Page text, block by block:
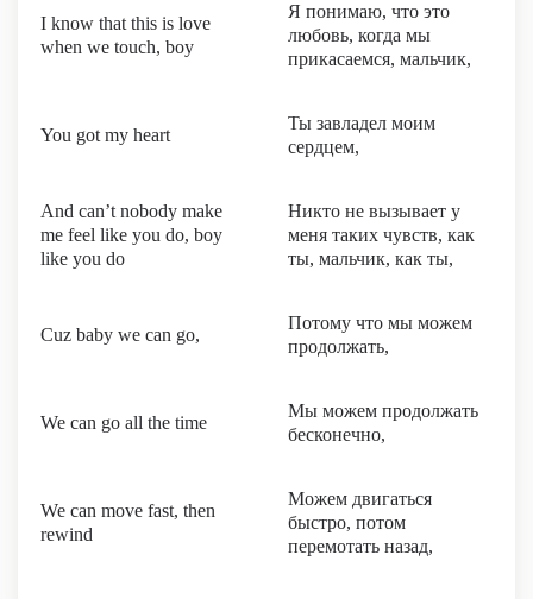
I know that this is love
when we touch, boy
Я понимаю, что это
любовь, когда мы
прикасаемся, мальчик,
You got my heart
Ты завладел моим
сердцем,
And can’t nobody make
me feel like you do, boy
like you do
Никто не вызывает у
меня таких чувств, как
ты, мальчик, как ты,
Cuz baby we can go,
Потому что мы можем
продолжать,
We can go all the time
Мы можем продолжать
бесконечно,
We can move fast, then
rewind
Можем двигаться
быстро, потом
перемотать назад,